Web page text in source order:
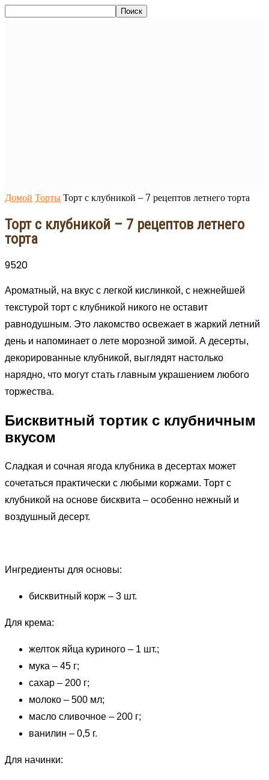
Домой Торты Торт с клубникой – 7 рецептов летнего торта
Торт с клубникой – 7 рецептов летнего
торта
9520
Ароматный, на вкус с легкой кислинкой, с нежнейшей
текстурой торт с клубникой никого не оставит
равнодушным. Это лакомство освежает в жаркий летний
день и напоминает о лете морозной зимой. А десерты,
декорированные клубникой, выглядят настолько
нарядно, что могут стать главным украшением любого
торжества.
Бисквитный тортик с клубничным
вкусом
Сладкая и сочная ягода клубника в десертах может
сочетаться практически с любыми коржами. Торт с
клубникой на основе бисквита – особенно нежный и
воздушный десерт.
Ингредиенты для основы:
бисквитный корж – 3 шт.
Для крема:
желток яйца куриного – 1 шт.;
мука – 45 г;
сахар – 200 г;
молоко – 500 мл;
масло сливочное – 200 г;
ванилин – 0,5 г.
Для начинки: